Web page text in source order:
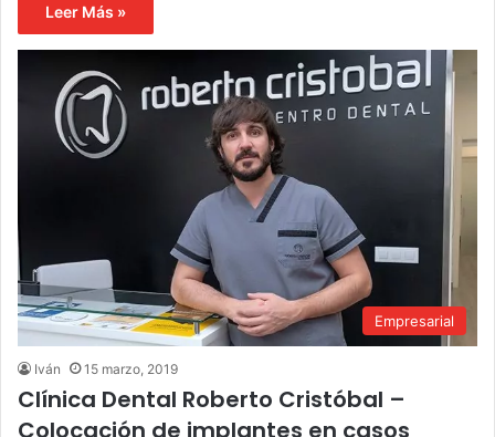
Leer Más »
Empresarial
Iván 15 marzo, 2019
Clínica Dental Roberto Cristóbal –
Colocación de implantes en casos